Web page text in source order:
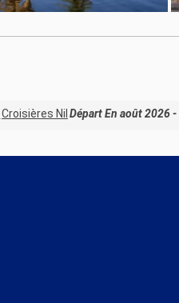
Croisières Nil Départ En août 2026